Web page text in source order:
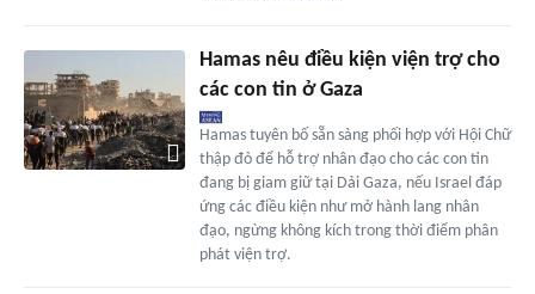
Hamas nêu điều kiện viện trợ cho
các con tin ở Gaza
Hamas tuyên bố sẵn sàng phối hợp với Hội Chữ
thập đỏ để hỗ trợ nhân đạo cho các con tin
đang bị giam giữ tại Dải Gaza, nếu Israel đáp
ứng các điều kiện như mở hành lang nhân
đạo, ngừng không kích trong thời điểm phân
phát viện trợ.